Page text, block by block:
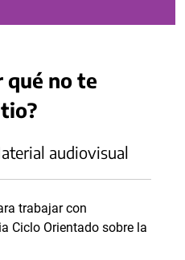
qué no te
audiovisual
trabajar con
Ciclo Orientado sobre la